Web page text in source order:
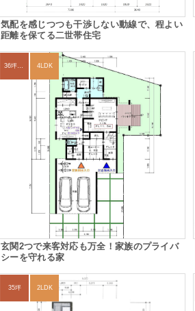
気配を感じつつも干渉しない動線で、程よい
距離を保てる二世帯住宅
4LDK
玄関2つで来客対応も万全！家族のプライバ
シーを守れる家
35坪 2LDK